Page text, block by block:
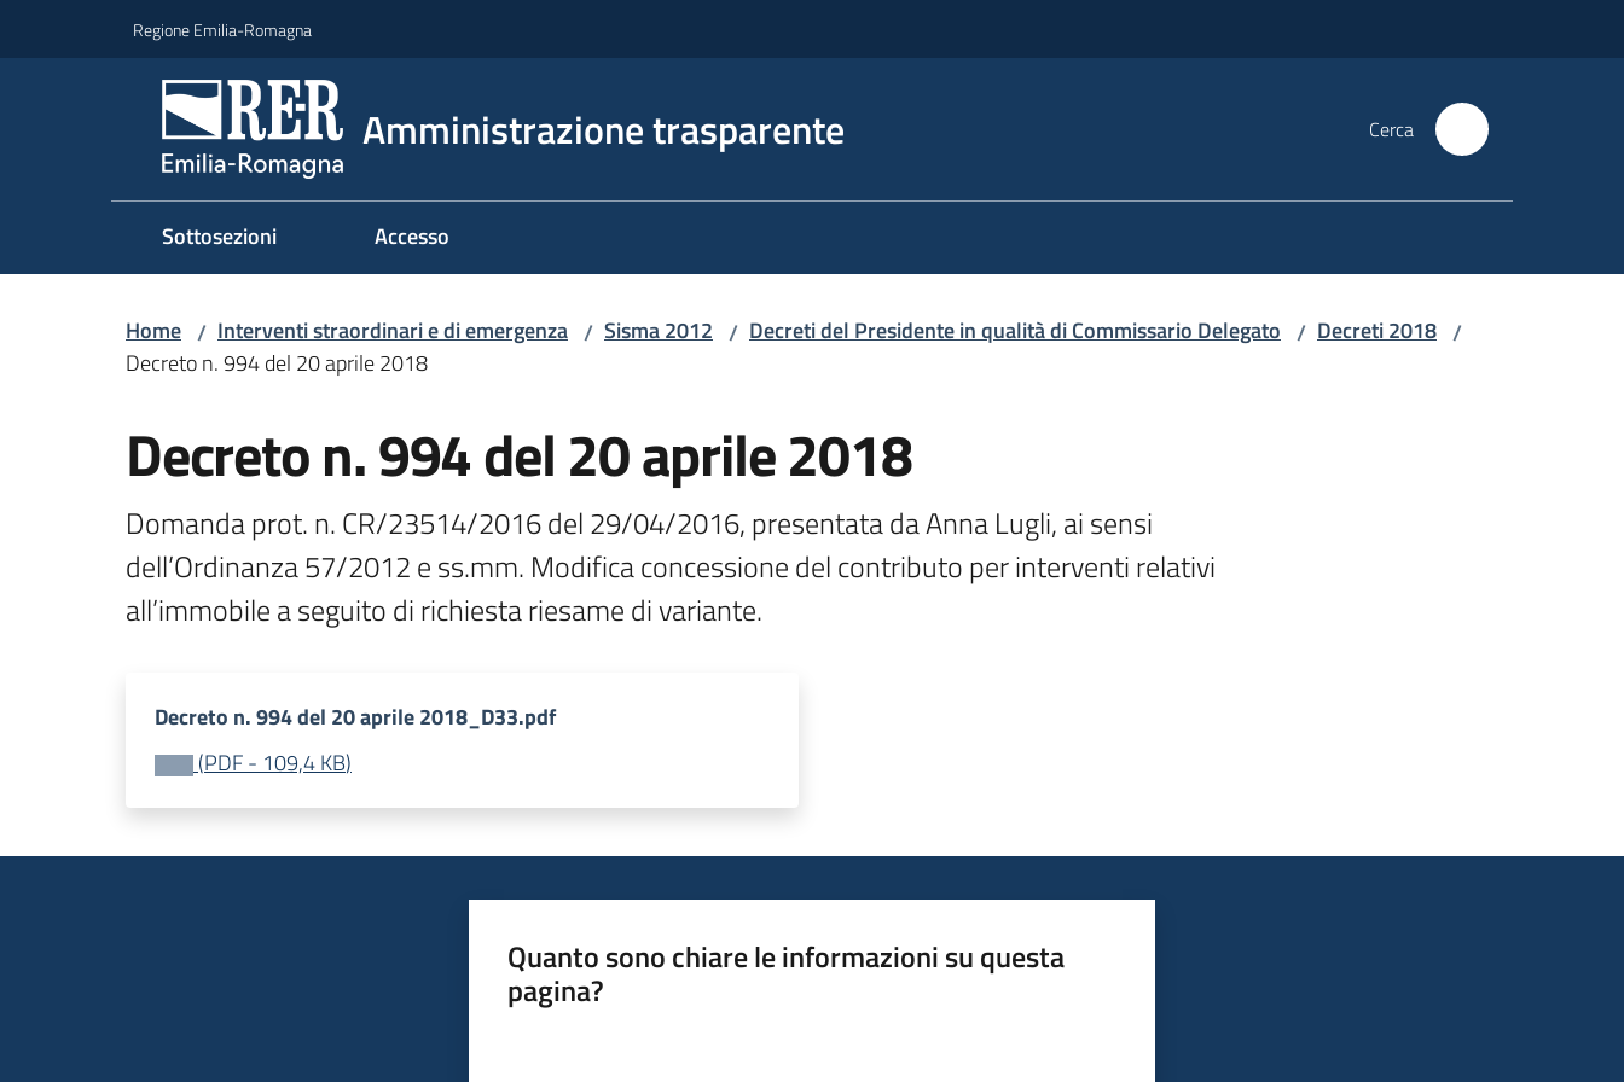
Regione Emilia-Romagna
Amministrazione trasparente Cerca
Sottosezioni Accesso
Home / Interventi straordinari e di emergenza / Sisma 2012 / Decreti del Presidente in qualità di Commissario Delegato / Decreti 2018 /
Decreto n. 994 del 20 aprile 2018
Decreto n. 994 del 20 aprile 2018
Domanda prot. n. CR/23514/2016 del 29/04/2016, presentata da Anna Lugli, ai sensi
dell’Ordinanza 57/2012 e ss.mm. Modifica concessione del contributo per interventi relativi
all’immobile a seguito di richiesta riesame di variante.
Decreto n. 994 del 20 aprile 2018_D33.pdf
(PDF- 109,4 KB)
Quanto sono chiare le informazioni su questa
pagina?